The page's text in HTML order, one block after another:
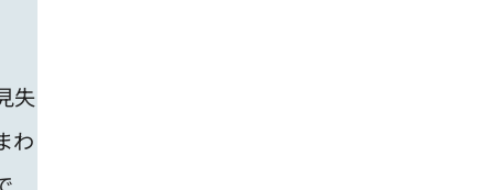
失
わ